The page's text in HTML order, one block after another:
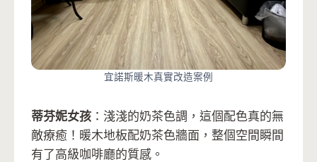
宜諾斯暖木真實改造案例
蒂芬妮女孩 ：淺淺的奶茶色調，這個配色真的無
敵療癒！暖木地板配奶茶色牆面，整個空間瞬間
有了高級咖啡廳的質感。